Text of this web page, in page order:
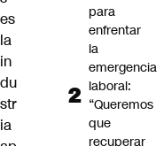
es
la
in
du
str
ia
para
enfrentar
la
emergencia
laboral:
“Queremos
que
recuperar